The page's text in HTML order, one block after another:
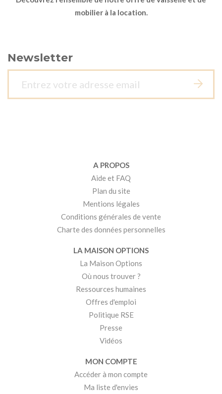
mobilier à la location.
Newsletter
A PROPOS
Aide et FAQ
Plan du site
Mentions légales
Conditions générales de vente
Charte des données personnelles
LA MAISON OPTIONS
La Maison Options
Où nous trouver ?
Ressources humaines
Offres d'emploi
Politique RSE
Presse
Vidéos
MON COMPTE
Accéder à mon compte
Ma liste d'envies